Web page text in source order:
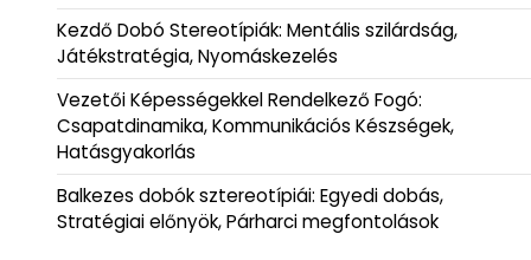
Kezdő Dobó Stereotípiák: Mentális szilárdság,
Játékstratégia, Nyomáskezelés
Vezetői Képességekkel Rendelkező Fogó:
Csapatdinamika, Kommunikációs Készségek,
Hatásgyakorlás
Balkezes dobók sztereotípiái: Egyedi dobás,
Stratégiai előnyök, Párharci megfontolások